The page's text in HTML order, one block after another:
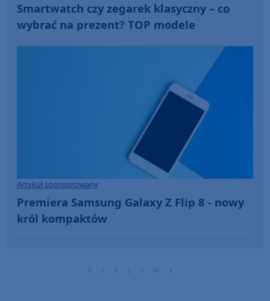
Smartwatch czy zegarek klasyczny – co
wybrać na prezent? TOP modele
Artykuł sponsorowany
Premiera Samsung Galaxy Z Flip 8 - nowy
król kompaktów